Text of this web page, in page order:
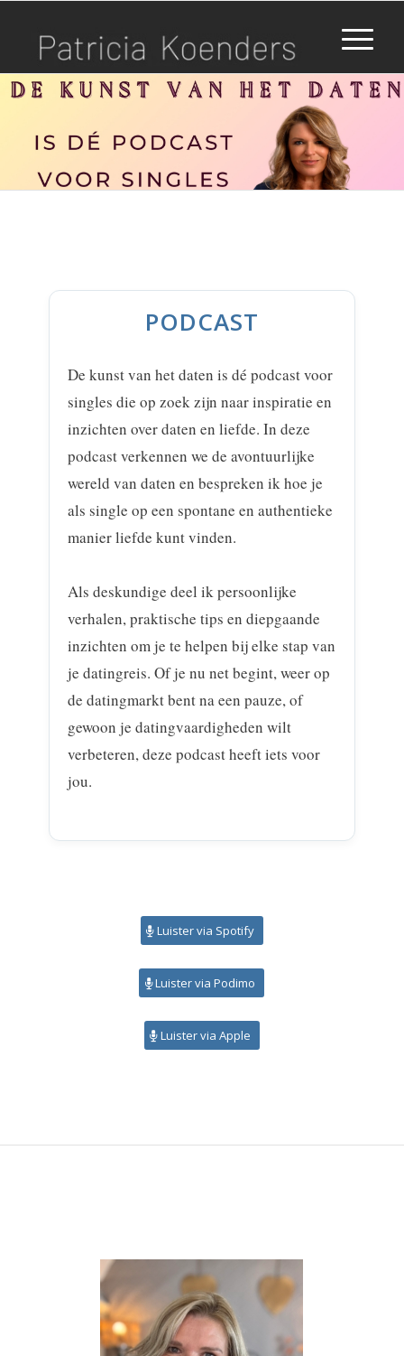
PODCAST
De kunst van het daten is dé podcast voor
singles die op zoek zijn naar inspiratie en
inzichten over daten en liefde. In deze
podcast verkennen we de avontuurlijke
wereld van daten en bespreken ik hoe je
als single op een spontane en authentieke
manier liefde kunt vinden.
Als deskundige deel ik persoonlijke
verhalen, praktische tips en diepgaande
inzichten om je te helpen bij elke stap van
je datingreis. Of je nu net begint, weer op
de datingmarkt bent na een pauze, of
gewoon je datingvaardigheden wilt
verbeteren, deze podcast heeft iets voor
jou.
Luister via Spotify
Luister via Podimo
Luister via Apple